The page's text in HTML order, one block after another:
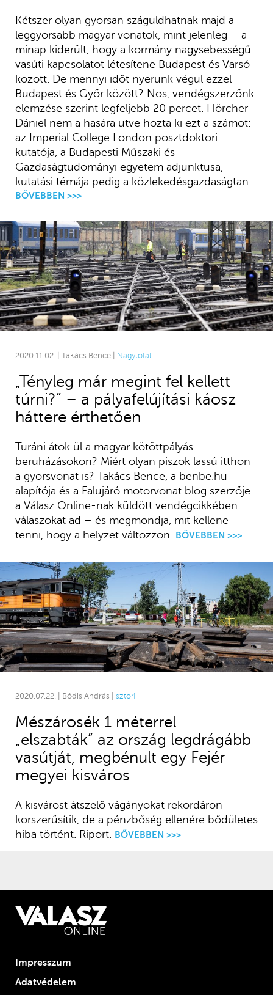
Kétszer olyan gyorsan száguldhatnak majd a
leggyorsabb magyar vonatok, mint jelenleg – a
minap kiderült, hogy a kormány nagysebességű
vasúti kapcsolatot létesítene Budapest és Varsó
között. De mennyi időt nyerünk végül ezzel
Budapest és Győr között? Nos, vendégszerzőnk
elemzése szerint legfeljebb 20 percet. Hörcher
Dániel nem a hasára ütve hozta ki ezt a számot:
az Imperial College London posztdoktori
kutatója, a Budapesti Műszaki és
Gazdaságtudományi egyetem adjunktusa,
kutatási témája pedig a közlekedésgazdaságtan.
BŐVEBBEN >>>
2020.11.02. | Takács Bence | Nagytotál
„Tényleg már megint fel kellett
túrni?” – a pályafelújítási káosz
háttere érthetően
Turáni átok ül a magyar kötöttpályás
beruházásokon? Miért olyan piszok lassú itthon
a gyorsvonat is? Takács Bence, a benbe.hu
alapítója és a Falujáró motorvonat blog szerzője
a Válasz Online-nak küldött vendégcikkében
válaszokat ad – és megmondja, mit kellene
tenni, hogy a helyzet változzon.
BŐVEBBEN >>>
2020.07.22. | Bódis András | sztori
Mészárosék 1 méterrel
„elszabták” az ország legdrágább
vasútját, megbénult egy Fejér
megyei kisváros
A kisvárost átszelő vágányokat rekordáron
korszerűsítik, de a pénzbőség ellenére bődületes
hiba történt. Riport. BŐVEBBEN >>>
Impresszum
Adatvédelem